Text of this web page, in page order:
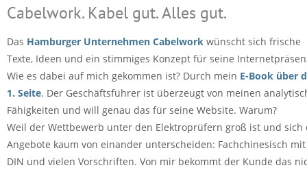
Cabelwork. Kabel gut. Alles gut.
Das Hamburger Unternehmen Cabelwork wünscht sich frische
Texte, Ideen und ein stimmiges Konzept für seine
Wie es dabei auf mich gekommen ist? Durch mein E-Book über
1. Seite. Der Geschäftsführer ist überzeugt von meinen
Fähigkeiten und will genau das für seine Website. Warum?
Weil der Wettbewerb unter den Elektroprüfern groß ist und sich
Angebote kaum von einander unterscheiden: Fachchinesisch mit
DIN und vielen Vorschriften. Von mir bekommt der Kunde das